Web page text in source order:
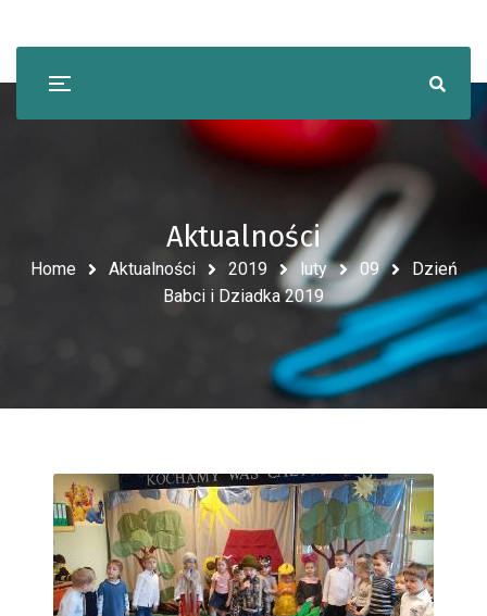
Aktualności
Home Aktualności 2019 luty 09
Dzień
Babci i Dziadka 2019